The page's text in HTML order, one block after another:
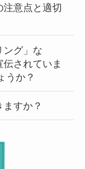
意点と適切
ング」な
されていま
うか？
すか？